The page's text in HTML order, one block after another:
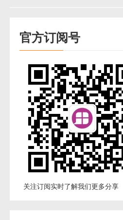
官方订阅号
关注订阅实时了解我们更多分享